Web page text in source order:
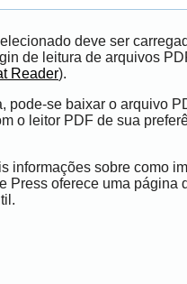
deve ser
de leitura de arquivos
Reader).
pode-se baixar o arquivo
o leitor PDF de sua
informações sobre como
Press oferece uma página